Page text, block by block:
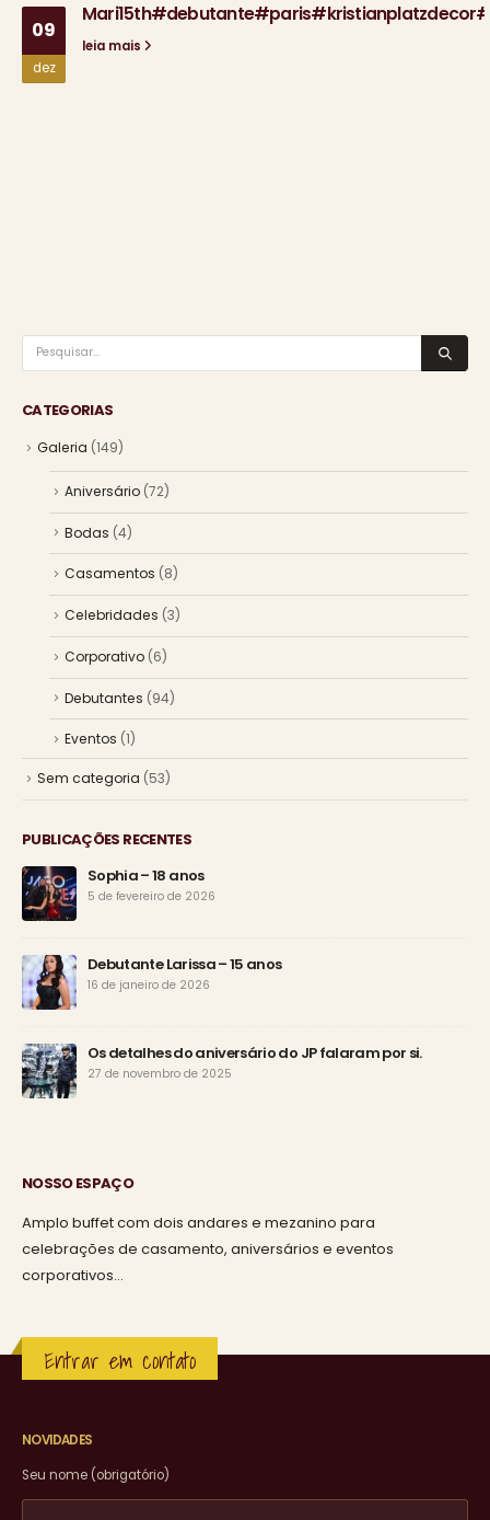
09
dez
leia mais
CATEGORIAS
Galeria (149)
Aniversário (72)
Bodas (4)
Casamentos (8)
Celebridades (3)
Corporativo (6)
Debutantes (94)
Eventos (1)
Sem categoria (53)
PUBLICAÇÕES RECENTES
Sophia – 18 anos
5 de fevereiro de 2026
Debutante Larissa – 15 anos
16 de janeiro de 2026
Os detalhes do aniversário do JP falaram por si.
27 de novembro de 2025
NOSSO ESPAÇO
Amplo buffet com dois andares e mezanino para
celebrações de casamento, aniversários e eventos
corporativos…
Entrar em contato
NOVIDADES
Seu nome (obrigatório)